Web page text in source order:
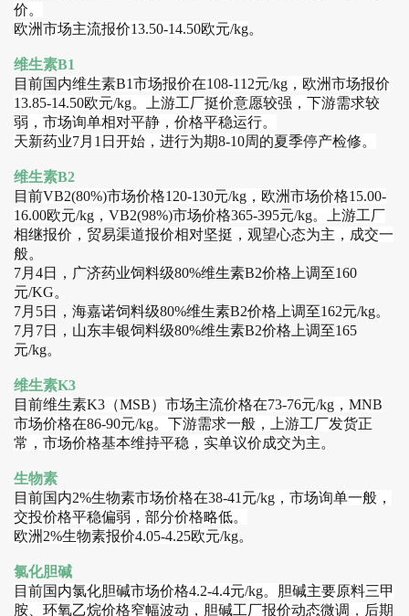
价。
欧洲市场主流报价13.50-14.50欧元/kg。
维生素B1
目前国内维生素B1市场报价在108-112元/kg，欧洲市场报价
13.85-14.50欧元/kg。上游工厂挺价意愿较强，下游需求较
弱，市场询单相对平静，价格平稳运行。
天新药业7月1日开始，进行为期8-10周的夏季停产检修。
维生素B2
目前VB2(80%)市场价格120-130元/kg，欧洲市场价格15.00-
16.00欧元/kg，VB2(98%)市场价格365-395元/kg。上游工厂
相继报价，贸易渠道报价相对坚挺，观望心态为主，成交一
般。
7月4日，广济药业饲料级80%维生素B2价格上调至160
元/KG。
7月5日，海嘉诺饲料级80%维生素B2价格上调至162元/kg。
7月7日，山东丰银饲料级80%维生素B2价格上调至165
元/kg。
维生素K3
目前维生素K3（MSB）市场主流价格在73-76元/kg，MNB
市场价格在86-90元/kg。下游需求一般，上游工厂发货正
常，市场价格基本维持平稳，实单议价成交为主。
生物素
目前国内2%生物素市场价格在38-41元/kg，市场询单一般，
交投价格平稳偏弱，部分价格略低。
欧洲2%生物素报价4.05-4.25欧元/kg。
氯化胆碱
目前国内氯化胆碱市场价格4.2-4.4元/kg。胆碱主要原料三甲
胺、环氧乙烷价格窄幅波动，胆碱工厂报价动态微调 ， 后期